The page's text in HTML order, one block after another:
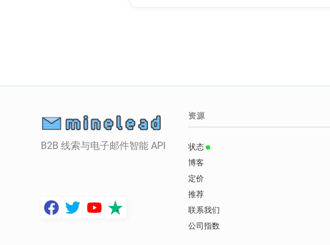
B2B 线索与电子邮件智能 API
资源
状态
博客
定价
推荐
联系我们
公司指数